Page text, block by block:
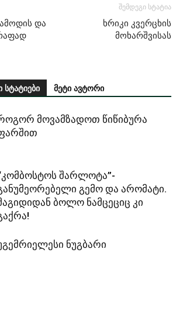
და
შემდეგი სტატია
ხრიკი კვერცხის
მოხარშვისას
სტატიები მეტი ავტორი
მოვამზადოთ წიწიბურა
შარლოტა”-
გემო და არომატი.
ბოლო ნამცეციც კი
ნუგბარი